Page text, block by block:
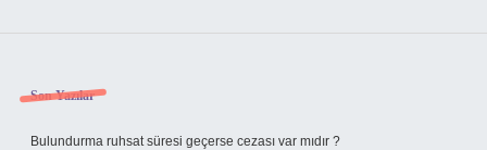
Sidebar
Son Yazılar
Bulundurma ruhsat süresi geçerse cezası var mıdır ?